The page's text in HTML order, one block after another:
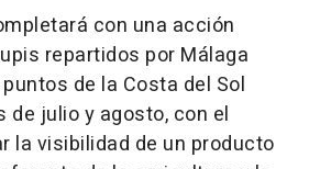
con una acción
repartidos por Málaga
de la Costa del Sol
de julio y agosto, con el
la visibilidad de un producto